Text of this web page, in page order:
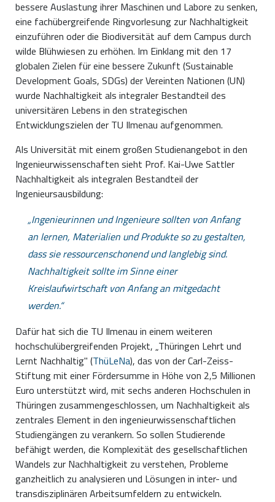
bessere Auslastung ihrer Maschinen und Labore zu senken,
eine fachübergreifende Ringvorlesung zur Nachhaltigkeit
einzuführen oder die Biodiversität auf dem Campus durch
wilde Blühwiesen zu erhöhen. Im Einklang mit den 17
globalen Zielen für eine bessere Zukunft (Sustainable
Development Goals, SDGs) der Vereinten Nationen (UN)
wurde Nachhaltigkeit als integraler Bestandteil des
universitären Lebens in den strategischen
Entwicklungszielen der TU Ilmenau aufgenommen.
Als Universität mit einem großen Studienangebot in den
Ingenieurwissenschaften sieht Prof. Kai-Uwe Sattler
Nachhaltigkeit als integralen Bestandteil der
Ingenieursausbildung:
Ingenieurinnen und Ingenieure sollten von Anfang
an lernen, Materialien und Produkte so zu gestalten,
dass sie ressourcenschonend und langlebig sind.
Nachhaltigkeit sollte im Sinne einer
Kreislaufwirtschaft von Anfang an mitgedacht
werden.
Dafür hat sich die TU Ilmenau in einem weiteren
hochschulübergreifenden Projekt, „Thüringen Lehrt und
Lernt Nachhaltig" (ThüLeNa), das von der Carl-Zeiss-
Stiftung mit einer Fördersumme in Höhe von 2,5 Millionen
Euro unterstützt wird, mit sechs anderen Hochschulen in
Thüringen zusammengeschlossen, um Nachhaltigkeit als
zentrales Element in den ingenieurwissenschaftlichen
Studiengängen zu verankern. So sollen Studierende
befähigt werden, die Komplexität des gesellschaftlichen
Wandels zur Nachhaltigkeit zu verstehen, Probleme
ganzheitlich zu analysieren und Lösungen in inter- und
transdisziplinären Arbeitsumfeldern zu entwickeln.